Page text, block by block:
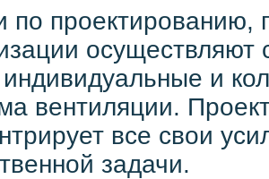
по проектированию,
осуществляют
индивидуальные и
вентиляции.
все свои
задачи.